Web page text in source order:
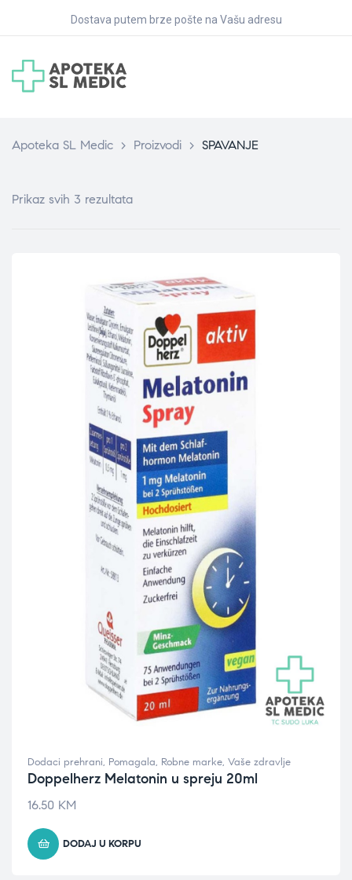
Dostava putem brze pošte na Vašu adresu
Apoteka SL Medic > Proizvodi > SPAVANJE
Prikaz svih 3 rezultata
Dodaci prehrani, Pomagala, Robne marke, Vaše zdravlje
Doppelherz Melatonin u spreju 20ml
16.50 KM
DODAJ U KORPU